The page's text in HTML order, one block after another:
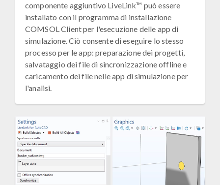
componente aggiuntivo LiveLink™ può essere
installato con il programma di installazione
COMSOL Client per l'esecuzione delle app di
simulazione. Ciò consente di eseguire lo stesso
processo per le app: preparazione dei progetti,
salvataggio dei file di sincronizzazione offline e
caricamento dei file nelle app di simulazione per
l'analisi.